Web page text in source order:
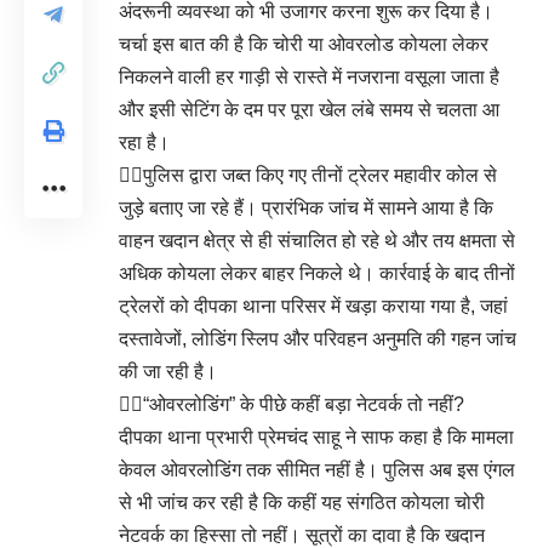
अंदरूनी व्यवस्था को भी उजागर करना शुरू कर दिया है।
चर्चा इस बात की है कि चोरी या ओवरलोड कोयला लेकर
निकलने वाली हर गाड़ी से रास्ते में नजराना वसूला जाता है
और इसी सेटिंग के दम पर पूरा खेल लंबे समय से चलता आ
रहा है।
👉🏻पुलिस द्वारा जब्त किए गए तीनों ट्रेलर महावीर कोल से
जुड़े बताए जा रहे हैं। प्रारंभिक जांच में सामने आया है कि
वाहन खदान क्षेत्र से ही संचालित हो रहे थे और तय क्षमता से
अधिक कोयला लेकर बाहर निकले थे। कार्रवाई के बाद तीनों
ट्रेलरों को दीपका थाना परिसर में खड़ा कराया गया है, जहां
दस्तावेजों, लोडिंग स्लिप और परिवहन अनुमति की गहन जांच
की जा रही है।
👉🏻“ओवरलोडिंग” के पीछे कहीं बड़ा नेटवर्क तो नहीं?
दीपका थाना प्रभारी प्रेमचंद साहू ने साफ कहा है कि मामला
केवल ओवरलोडिंग तक सीमित नहीं है। पुलिस अब इस एंगल
से भी जांच कर रही है कि कहीं यह संगठित कोयला चोरी
नेटवर्क का हिस्सा तो नहीं। सूत्रों का दावा है कि खदान